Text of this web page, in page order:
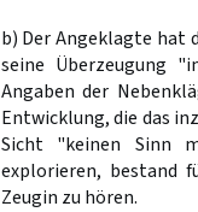
b) Der Angeklagte hat
seine Überzeugung
Angaben der
Entwicklung, die das
Sicht "keinen Sinn
explorieren, bestand
Zeugin zu hören.